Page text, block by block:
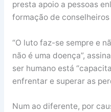
presta apoio a pessoas
formação de
“O luto faz-se sempre e
não é uma doença”,
ser humano está
enfrentar e superar as
Num ao diferente, por